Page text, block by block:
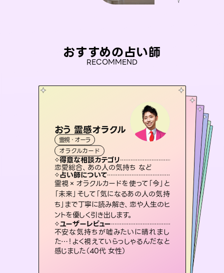
おすすめの占い師
RECOMMEND
おう 霊感オラクル
霊視・オーラ
オラクルカード
得意な相談カテゴリ
恋愛総合、あの人の気持ち など
占い師について
霊視×オラクルカードを使って「今」と
「未来」そして「気になるあの人の気持
ち」まで丁寧に読み解き、恋や人生のヒ
ントを優しく引き出します。
ユーザーレビュー
不安な気持ちが嘘みたいに晴れまし
た…！よく視えていらっしゃるんだなと
感じました（40代 女性）
桃源珠羽（とうげんみう
霊視・オーラ
スピリチュアル・リーディング
得意な相談カテゴリ
片想い、あの人の気持ち、復縁 など
占い師について
恋愛のお悩みの中でも特に「曖昧な関
係」の相談を得意としており、友達以上
恋人未満なお相手との今後や本音を丁
寧に読み解き恋愛成就へと導きます。
ユーザーレビュー
鑑定していただいてアドバイス通りに行
動すると仲が復活してきました。ありが
とうございました（40代 女性）
アイリス -iris-
西洋占星術
ルーン
得意な相談カテゴリ
恋愛総合、片想い、二人の未来 など
占い師について
復縁、恋愛、不倫の行方、同性愛や片
思い、仕事関係や借金問題まで知りた
いことや心の負担になっていることを
紐解き、背中をそっと押して導きます。
ユーザーレビュー
安心感のあり、言い切ってくれる所や濁
さない鑑定のおかげで、毎回自分の気
持ちを整えられます（30代 男性）
未来視師＊花
霊視・オーラ
スピリチュアル・リーディング
得意な相談カテゴリ
出逢い、片想い、復縁 など
占い師について
未来には何パターンもの選択肢があります。不安で視えにくくなっているあなたの素敵な未来を見つけ、その未来を選択できるようアドバイスします。
ユーザーレビュー
職場の人の性質や人間関係、本心など
本当によく視えていてびっくり。対策が
打てて前向きになれます（40代）
セラピスト理恵
スピリチュアル・リーディング
得意な相談カテゴリ
片想い、二人の未来、年の差 など
占い師について
連絡再開、復縁、成就などの報告実績
多数。セラピストとして2万超の施術経
験があるからこそできる鑑定で、より良
い未来をサポートします。
ユーザーレビュー
とても心温まる鑑定でした。しかもこち
らは何も言っていないのに視えていらっ
しゃるんだなと驚きです（30代女性）
霊視・オーラ
スピリチュアル・リーディング
得意な相談カテゴリ
片想い、あの人の気持ち、復縁 など
占い師について
3,700年以上の歴史を持つ東洋最古の
占術「易占」で詳細まで占い、幸せへ向
かう道筋を示します。厳しい結果にも具
体的な対策をお伝えします。
ユーザーレビュー
複雑な背景もしっかり聞いて鑑定して
いただけました。気持ちが楽になりまし
た（50代 女性）